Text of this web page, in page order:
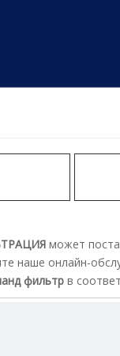
может
наше онлайн-
фильтр в